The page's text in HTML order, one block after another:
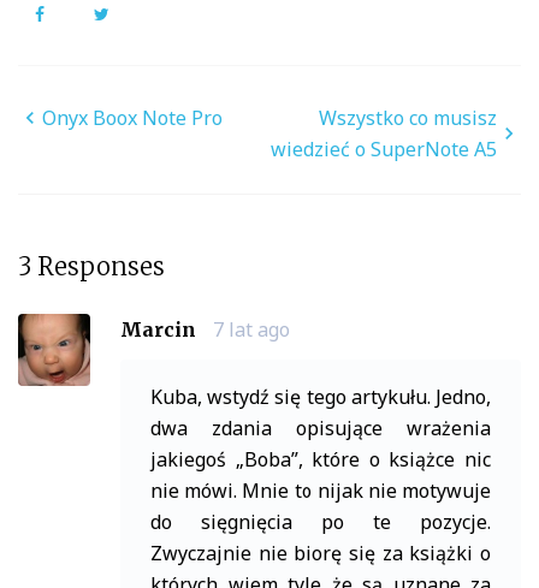
Facebook
Nawigacja
Onyx Boox Note Pro
Wszystko co musisz
wiedzieć o SuperNote A5
3 Responses
Marcin 7 lat ago
Kuba, wstydź się tego artykułu. Jedno,
dwa zdania opisujące wrażenia
jakiegoś „Boba”, które o książce nic
nie mówi. Mnie to nijak nie motywuje
do sięgnięcia po te pozycje.
Zwyczajnie nie biorę się za książki o